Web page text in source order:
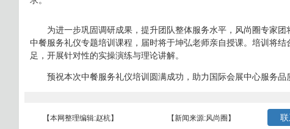
为进一步巩固调研成果，提升团队整体服务水平，风尚圈专家团
中餐服务礼仪专题培训课程，届时将于坤弘老师亲自授课。培训将结
足，开展针对性的实操演练与理论讲解。
预祝本次中餐服务礼仪培训圆满成功，助力国际会展中心服务品
【本网整理编辑:赵杭】 【新闻来源:风尚圈】